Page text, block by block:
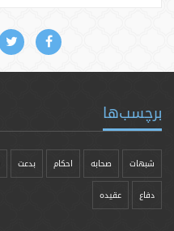
برچسب‌ها
شبهات صحابه احکام بدعت
دفاع عقیده